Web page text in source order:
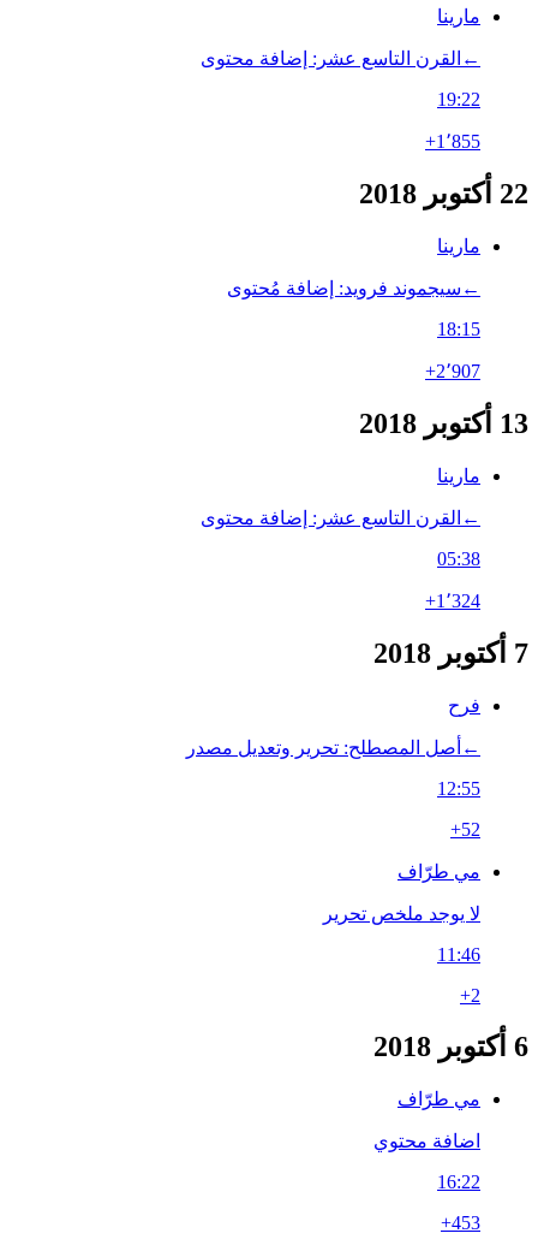
مارينا
←‏القرن التاسع عشر: إضافة محتوى
19:22
+1٬855
22 أكتوبر 2018
مارينا
←‏سيجموند فرويد: إضافة مُحتوى
18:15
+2٬907
13 أكتوبر 2018
مارينا
←‏القرن التاسع عشر: إضافة محتوى
05:38
+1٬324
7 أكتوبر 2018
فرح
←‏أصل المصطلح: تحرير وتعديل مصدر
12:55
+52
مي طرّاف
لا يوجد ملخص تحرير
11:46
+2
6 أكتوبر 2018
مي طرّاف
اضافة محتوي
16:22
+453